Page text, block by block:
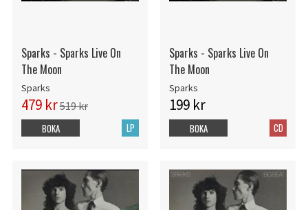
Sparks - Sparks Live On
The Moon
Sparks
479 kr519 kr
LP
BOKA
Sparks - Sparks Live On
The Moon
Sparks
199 kr
CD
BOKA